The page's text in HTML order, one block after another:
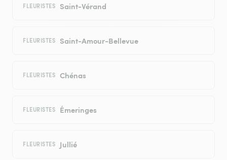
FLEURISTES Saint-Vérand
FLEURISTES Saint-Amour-Bellevue
FLEURISTES Chénas
FLEURISTES Émeringes
FLEURISTES Jullié